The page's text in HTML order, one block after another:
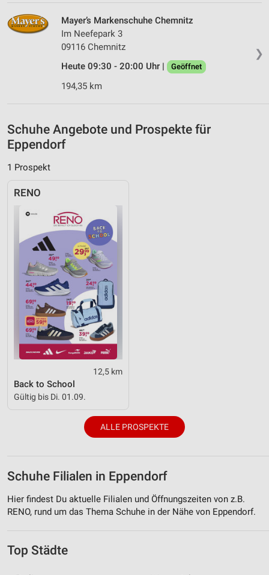
❯
Mayer’s Markenschuhe Chemnitz
Im Neefepark 3
09116 Chemnitz
Heute 09:30 - 20:00 Uhr |
Geöffnet
194,35 km
Schuhe Angebote und Prospekte für
Eppendorf
1 Prospekt
RENO
12,5 km
Back to School
Gültig bis Di. 01.09.
ALLE PROSPEKTE
Schuhe Filialen in Eppendorf
Hier findest Du aktuelle Filialen und Öffnungszeiten von z.B.
RENO, rund um das Thema Schuhe in der Nähe von Eppendorf.
Top Städte
Informationen identifizieren
Nicht-IAB-Verarbeitungszwecke:
Performance
Werbung